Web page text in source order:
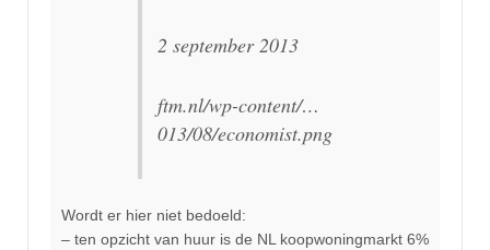
2 september 2013
ftm.nl/wp-content/…
013/08/economist.png
Wordt er hier niet bedoeld:
– ten opzicht van huur is de NL koopwoningmarkt 6%